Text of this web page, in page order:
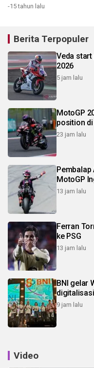
-15 tahun lalu
Berita Terpopuler
Veda
2026
5 jam lalu
MotoGP
23 jam lalu
MotoGP
13 jam lalu
Ferran
ke PSG
13 jam lalu
BNI gelar
9 jam lalu
Video